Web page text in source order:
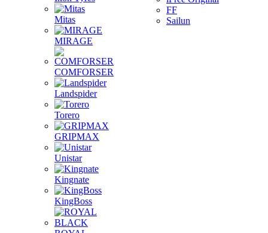
Mitas
MIRAGE
COMFORSER
Landspider
Torero
GRIPMAX
Unistar
Kingnate
KingBoss
FF
Sailun